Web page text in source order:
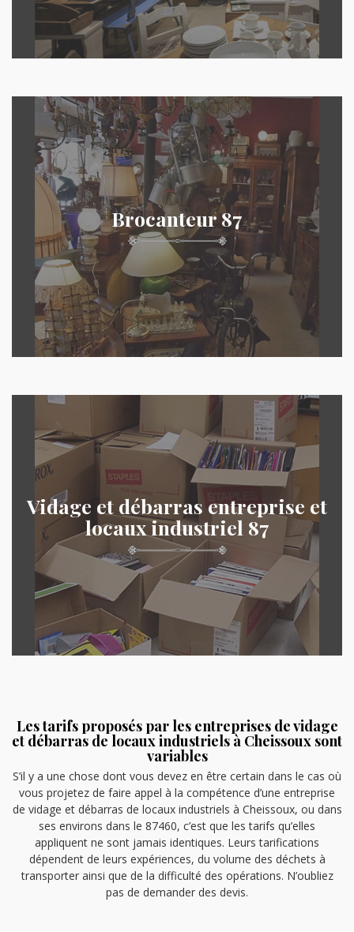
Brocanteur 87
Vidage et débarras entreprise et
locaux industriel 87
Les tarifs proposés par les entreprises de vidage
et débarras de locaux industriels à Cheissoux sont
variables
S’il y a une chose dont vous devez en être certain dans le cas où
vous projetez de faire appel à la compétence d’une entreprise
de vidage et débarras de locaux industriels à Cheissoux, ou dans
ses environs dans le 87460, c’est que les tarifs qu’elles
appliquent ne sont jamais identiques. Leurs tarifications
dépendent de leurs expériences, du volume des déchets à
transporter ainsi que de la difficulté des opérations. N’oubliez
pas de demander des devis.